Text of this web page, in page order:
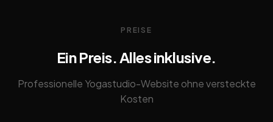
PREISE
Ein Preis. Alles inklusive.
Professionelle Yogastudio-Website ohne versteckte
Kosten